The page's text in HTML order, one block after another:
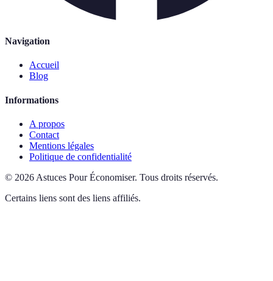
Navigation
Accueil
Blog
Informations
A propos
Contact
Mentions légales
Politique de confidentialité
© 2026 Astuces Pour Économiser. Tous droits réservés.
Certains liens sont des liens affiliés.